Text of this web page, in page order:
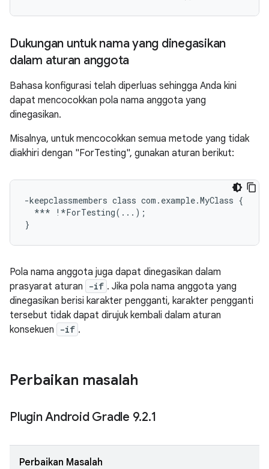
Dukungan untuk nama yang dinegasikan
dalam aturan anggota
Bahasa konfigurasi telah diperluas sehingga Anda kini
dapat mencocokkan pola nama anggota yang
dinegasikan.
Misalnya, untuk mencocokkan semua metode yang tidak
diakhiri dengan "ForTesting", gunakan aturan berikut:
-keepclassmembers class com.example.MyClass {
  *** !*ForTesting(...);
Pola nama anggota juga dapat dinegasikan dalam
prasyarat aturan
-if . Jika pola nama anggota yang
dinegasikan berisi karakter pengganti, karakter pengganti
tersebut tidak dapat dirujuk kembali dalam aturan
konsekuen
-if .
Perbaikan masalah
Plugin Android Gradle 9.2.1
Perbaikan Masalah